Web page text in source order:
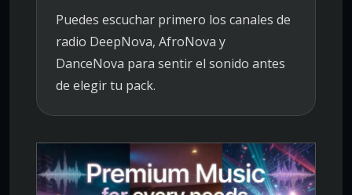
Puedes escuchar primero los canales de
radio DeepNova, AfroNova y
DanceNova para sentir el sonido antes
de elegir tu pack.